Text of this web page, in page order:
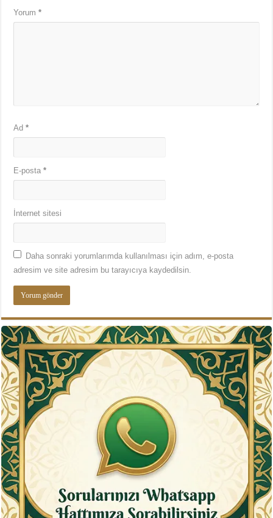
Yorum*
Ad*
E-posta*
İnternet sitesi
Daha sonraki yorumlarımda kullanılması için adım, e-posta
adresim ve site adresim bu tarayıcıya kaydedilsin.